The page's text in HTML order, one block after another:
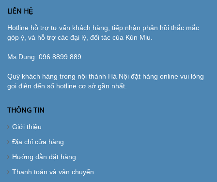
LIÊN HỆ
Hotline hỗ trợ tư vấn khách hàng, tiếp nhận phản hồi thắc mắc
góp ý, và hỗ trợ các đại lý, đối tác của Kún Miu.
Ms.Dung: 096.8899.889
Quý khách hàng trong nội thành Hà Nội đặt hàng online vui lòng
gọi điện đến số hotline cơ sở gần nhất.
THÔNG TIN
Giới thiệu
Địa chỉ cửa hàng
Hướng dẫn đặt hàng
Thanh toán và vận chuyển